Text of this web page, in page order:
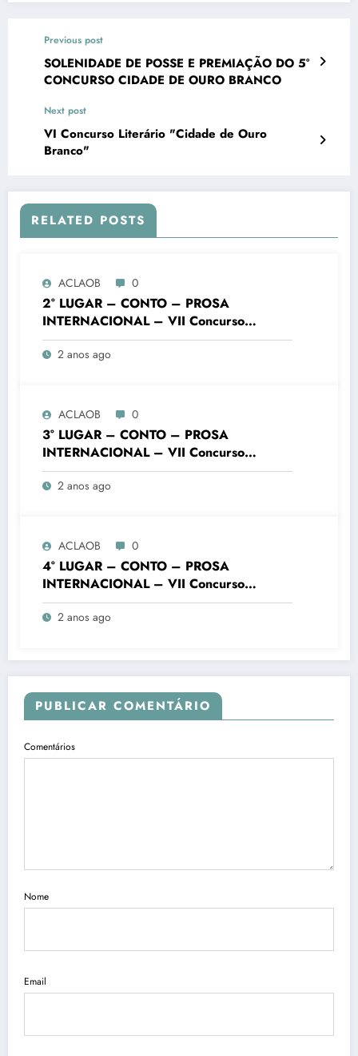
Previous post
SOLENIDADE DE POSSE E PREMIAÇÃO DO 5°
CONCURSO CIDADE DE OURO BRANCO
Next post
VI Concurso Literário "Cidade de Ouro
Branco"
RELATED POSTS
ACLAOB 0
2° LUGAR – CONTO – PROSA
INTERNACIONAL – VII Concurso
Literário “Cidade de Ouro Branco”
2 anos ago
ACLAOB 0
3° LUGAR – CONTO – PROSA
INTERNACIONAL – VII Concurso
Literário “Cidade de Ouro Branco”
2 anos ago
ACLAOB 0
4° LUGAR – CONTO – PROSA
INTERNACIONAL – VII Concurso
Literário “Cidade de Ouro Branco”
2 anos ago
PUBLICAR COMENTÁRIO
Comentários
Nome
Email